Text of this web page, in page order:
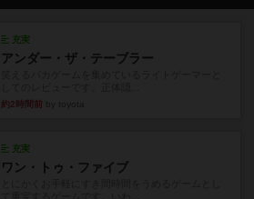
充実
アンダー・ザ・テーブラー
約2時間前
充実
ワン・トゥ・ファイブ